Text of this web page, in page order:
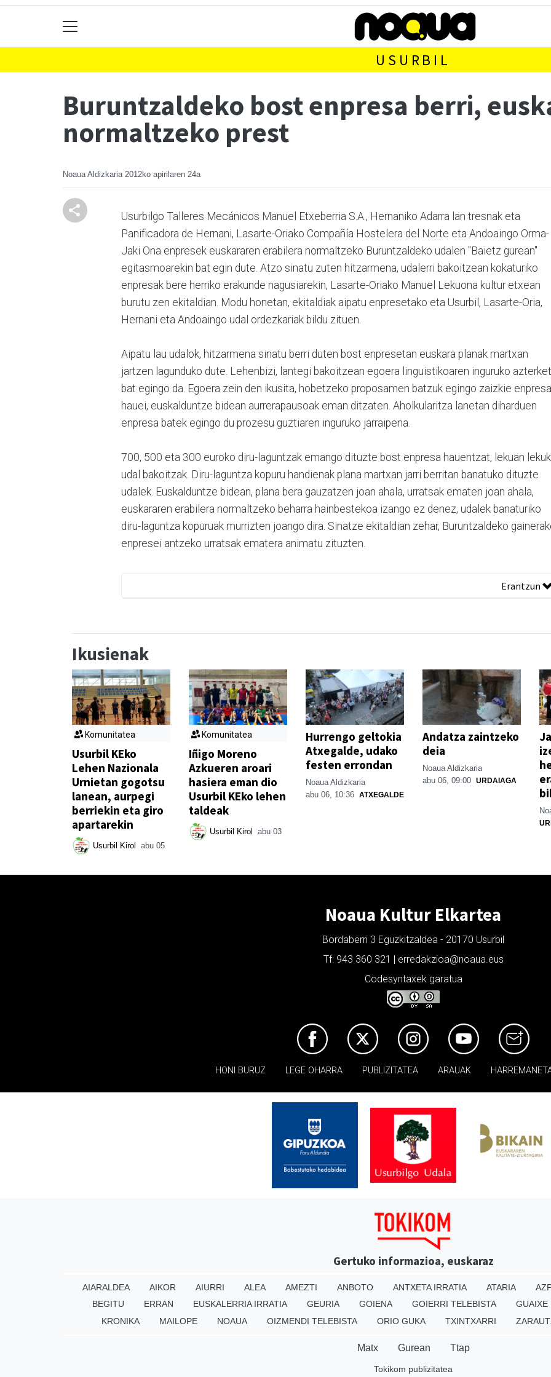
USURBIL
Buruntzaldeko bost enpresa berri,
normaltzeko prest
Noaua Aldizkaria 2012ko apirilaren 24a
Usurbilgo Talleres Mecánicos Manuel Etxeberria S.A., Hernaniko Adarra lan tresnak eta
Panificadora de Hernani, Lasarte-Oriako Compañía Hostelera del Norte eta Andoaingo Orma-
Jaki Ona enpresek euskararen erabilera normaltzeko Buruntzaldeko udalen "Baietz gurean"
egitasmoarekin bat egin dute. Atzo sinatu zuten hitzarmena, udalerri bakoitzean kokaturiko
enpresak bere herriko erakunde nagusiarekin, Lasarte-Oriako Manuel Lekuona kultur etxean
burutu zen ekitaldian. Modu honetan, ekitaldiak aipatu enpresetako eta Usurbil, Lasarte-Oria,
Hernani eta Andoaingo udal ordezkariak bildu zituen.
Aipatu lau udalok, hitzarmena sinatu berri duten bost enpresetan euskara planak martxan
jartzen lagunduko dute. Lehenbizi, lantegi bakoitzean egoera linguistikoaren inguruko
bat egingo da. Egoera zein den ikusita, hobetzeko proposamen batzuk egingo zaizkie enpresa
hauei, euskalduntze bidean aurrerapausoak eman ditzaten. Aholkularitza lanetan diharduen
enpresa batek egingo du prozesu guztiaren inguruko jarraipena.
700, 500 eta 300 euroko diru-laguntzak emango dituzte bost enpresa hauentzat, lekuan
udal bakoitzak. Diru-laguntza kopuru handienak plana martxan jarri berritan banatuko dituzte
udalek. Euskalduntze bidean, plana bera gauzatzen joan ahala, urratsak ematen joan ahala,
euskararen erabilera normaltzeko beharra hainbestekoa izango ez denez, udalek banaturiko
diru-laguntza kopuruak murrizten joango dira. Sinatze ekitaldian zehar, Buruntzaldeko
enpresei antzeko urratsak ematera animatu zituzten.
Erantzun
Ikusienak
Komunitatea
Usurbil KEko
Lehen Nazionala
Urnietan gogotsu
lanean, aurpegi
berriekin eta giro
apartarekin
Usurbil Kirol abu 05
Komunitatea
Iñigo Moreno
Azkueren aroari
hasiera eman dio
Usurbil KEko lehen
taldeak
Usurbil Kirol abu 03
Hurrengo geltokia
Atxegalde, udako
festen errondan
Noaua Aldizkaria
abu 06, 10:36 ATXEGALDE
Andatza zaintzeko
deia
Noaua Aldizkaria
abu 06, 09:00 URDAIAGA
Noaua Kultur Elkartea
Bordaberri 3 Eguzkitzaldea - 20170 Usurbil
Tf: 943 360 321 | erredakzioa@noaua.eus
Codesyntaxek garatua
HONI BURUZ LEGE OHARRA PUBLIZITATEA ARAUAK
Gertuko informazioa, euskaraz
AIARALDEA AIKOR AIURRI ALEA AMEZTI ANBOTO ANTXETA IRRATIA ATARIA
BEGITU
ERRAN EUSKALERRIA IRRATIA GEURIA GOIENA GOIERRI TELEBISTA GUAIXE
KRONIKA
MAILOPE NOAUA OIZMENDI TELEBISTA ORIO GUKA TXINTXARRI
Matx Gurean Ttap
Tokikom publizitatea